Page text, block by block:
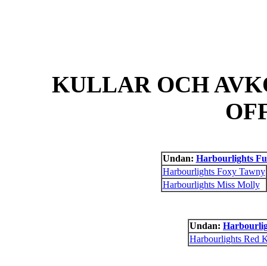
KULLAR OCH
Undan: Harbourlights
Harbourlights Foxy Tawny
Harbourlights Miss Molly
Undan:
Harbourlights Red